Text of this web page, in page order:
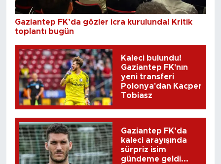
Gaziantep FK’da gözler icra kurulunda! Kritik
toplantı bugün
Kaleci bulundu!
Gaziantep FK'nın
yeni transferi
Polonya'dan Kacper
Tobiasz
Gaziantep FK’da
kaleci arayışında
sürpriz isim
gündeme geldi...